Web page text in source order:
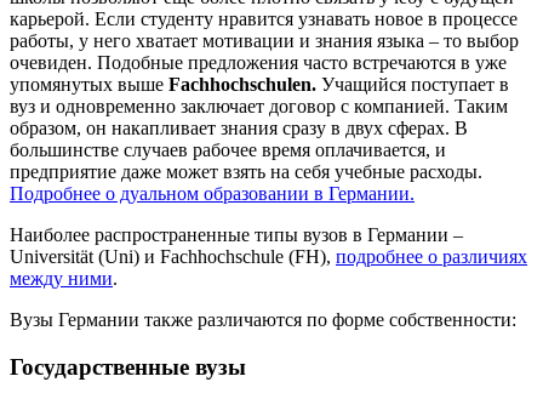
карьерой. Если студенту нравится узнавать новое в процессе
работы, у него хватает мотивации и знания языка – то выбор
очевиден. Подобные предложения часто встречаются в уже
упомянутых выше Fachhochschulen. Учащийся поступает в
вуз и одновременно заключает договор с компанией. Таким
образом, он накапливает знания сразу в двух сферах. В
большинстве случаев рабочее время оплачивается, и
предприятие даже может взять на себя учебные расходы.
Подробнее о дуальном образовании в Германии.
Наиболее распространенные типы вузов в Германии –
Universität (Uni) и Fachhochschule (FH), подробнее о различиях
между ними.
Вузы Германии также различаются по форме собственности:
Государственные вузы